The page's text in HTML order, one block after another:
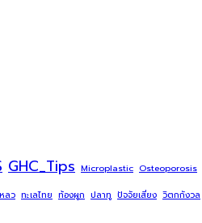
GHC_Tips Microplastic Osteoporosis
ลว ทะเลไทย ท้องผูก ปลาทู ปัจจัยเสี่ยง วิตกกังวล